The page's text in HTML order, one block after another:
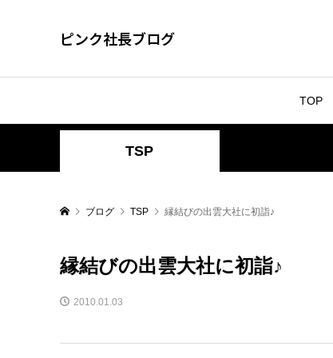
ピンク社長ブログ
TOP
TSP
ブログ TSP 縁結びの出雲大社に初詣♪
縁結びの出雲大社に初詣♪
2010.01.03